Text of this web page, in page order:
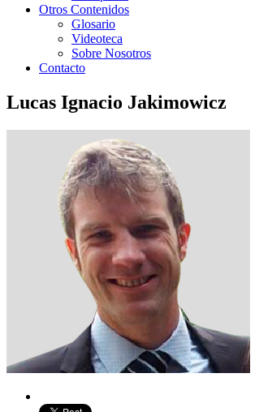
Otros Contenidos
Glosario
Videoteca
Sobre Nosotros
Contacto
Lucas Ignacio Jakimowicz